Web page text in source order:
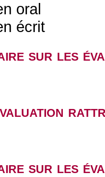
oral
écrit
sur les
sur les